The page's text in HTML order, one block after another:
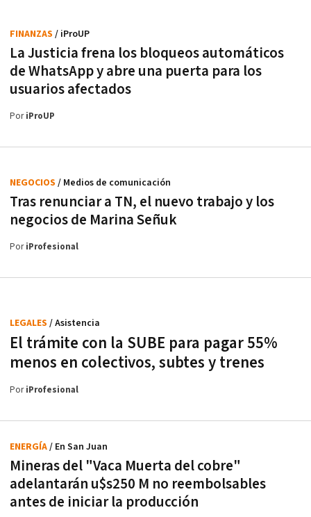
La Justicia frena los bloqueos automáticos
de WhatsApp y abre una puerta para los
usuarios afectados
FINANZAS / iProUP
PoriProUP
Tras renunciar a TN, el nuevo trabajo y los
negocios de Marina Señuk
NEGOCIOS / Medios de comunicación
PoriProfesional
El trámite con la SUBE para pagar 55%
menos en colectivos, subtes y trenes
LEGALES / Asistencia
PoriProfesional
Mineras del "Vaca Muerta del cobre"
adelantarán u$s250 M no reembolsables
antes de iniciar la producción
ENERGÍA/ En San Juan